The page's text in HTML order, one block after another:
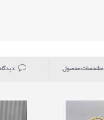
مشخصات محصول